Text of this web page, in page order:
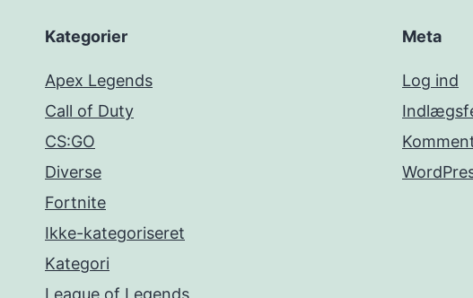
Kategorier
Apex Legends
Call of Duty
CS:GO
Diverse
Fortnite
Ikke-kategoriseret
Kategori
League of Legends
Meta
Log ind